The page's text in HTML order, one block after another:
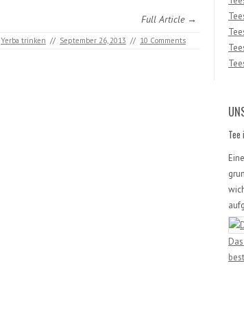
Full Article →
Yerba trinken // September 26, 2013 // 10 Comments